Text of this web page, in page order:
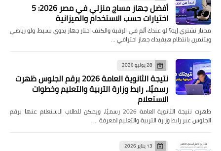
أفضل جهاز مساج منزلي في مصر 2026: 5
اختيارات حسب الاستخدام والميزانية
محتار تشتري إيه؟ لو عندك ألم في الرقبة والكتف اختار جهاز يدوي بسيط، ولو رياضي
وبتتمرن بانتظام هيفيدك جهاز احترافي …
28 يوليو 2026
نتيجة الثانوية العامة 2026 برقم الجلوس ظهرت
رسميًا.. رابط وزارة التربية والتعليم وخطوات
الاستعلام
ظهرت نتيجة الثانوية العامة 2026 رسميًا، ويمكن للطلاب الاستعلام عنها برقم
الجلوس عبر رابط وزارة التربية والتعليم لمعرفة …
13 يناير 2026